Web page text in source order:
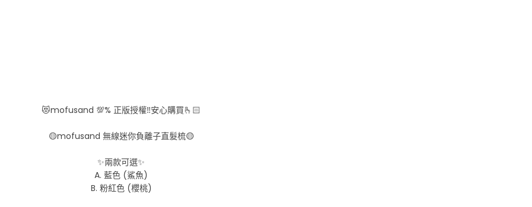
😻mofusand 💯% 正版授權‼️安心購買🫰🏻
🟡mofusand 無線迷你負離子直髮梳🟡
✨兩款可選✨
A. 藍色 (鯊魚)
B. 粉紅色 (櫻桃)